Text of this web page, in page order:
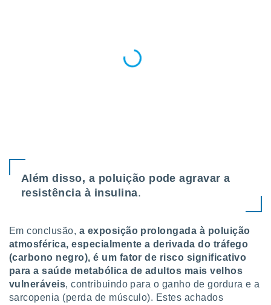
Além disso, a poluição pode agravar a
resistência à insulina.
Em conclusão, a exposição prolongada à poluição
atmosférica, especialmente a derivada do tráfego
(carbono negro), é um fator de risco significativo
para a saúde metabólica de adultos mais velhos
vulneráveis, contribuindo para o ganho de gordura e a
sarcopenia (perda de músculo). Estes achados